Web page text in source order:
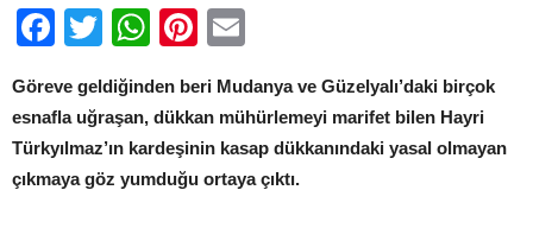
Facebook
TwitterWhatsApp
Pinterest
Göreve geldiğinden beri Mudanya ve Güzelyalı’daki birçok
esnafla uğraşan, dükkan mühürlemeyi marifet bilen Hayri
Türkyılmaz’ın kardeşinin kasap dükkanındaki yasal olmayan
çıkmaya göz yumduğu ortaya çıktı.